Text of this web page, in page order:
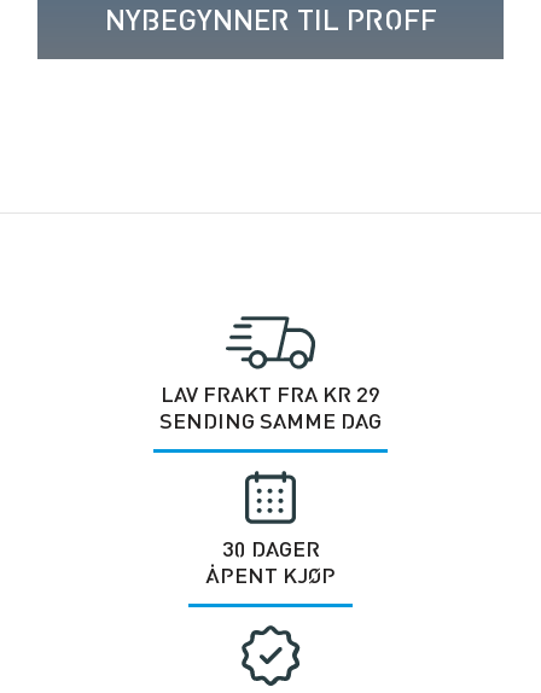
NYBEGYNNER TIL PROFF
LAV FRAKT FRA KR 29
SENDING SAMME DAG
30 DAGER
ÅPENT KJØP